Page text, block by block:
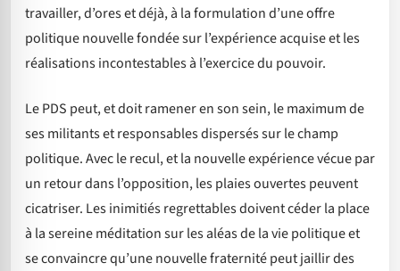
travailler, d’ores et déjà, à la formulation d’une offre
politique nouvelle fondée sur l’expérience acquise et les
réalisations incontestables à l’exercice du pouvoir.
Le PDS peut, et doit ramener en son sein, le maximum de
ses militants et responsables dispersés sur le champ
politique. Avec le recul, et la nouvelle expérience vécue par
un retour dans l’opposition, les plaies ouvertes peuvent
cicatriser. Les inimitiés regrettables doivent céder la place
à la sereine méditation sur les aléas de la vie politique et
se convaincre qu’une nouvelle fraternité peut jaillir des